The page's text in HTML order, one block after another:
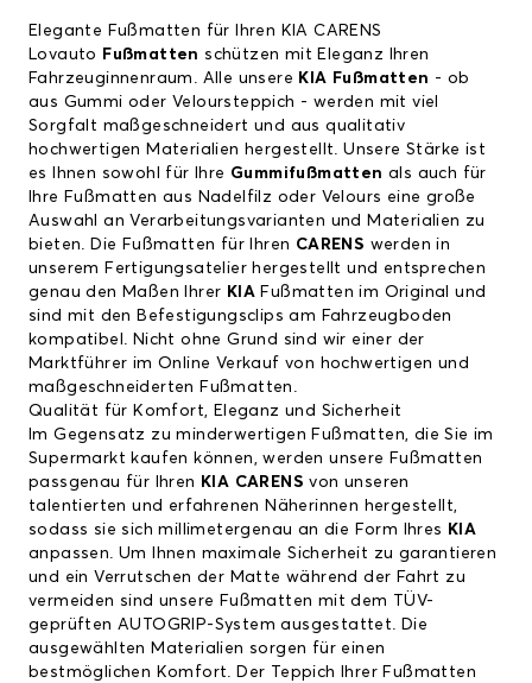
Elegante Fußmatten für Ihren KIA CARENS
Lovauto Fußmatten schützen mit Eleganz Ihren
Fahrzeuginnenraum. Alle unsere KIA Fußmatten - ob
aus Gummi oder Veloursteppich - werden mit viel
Sorgfalt maßgeschneidert und aus qualitativ
hochwertigen Materialien hergestellt. Unsere Stärke ist
es Ihnen sowohl für Ihre Gummifußmatten als auch für
Ihre Fußmatten aus Nadelfilz oder Velours eine große
Auswahl an Verarbeitungsvarianten und Materialien zu
bieten. Die Fußmatten für Ihren CARENS werden in
unserem Fertigungsatelier hergestellt und entsprechen
genau den Maßen Ihrer KIA Fußmatten im Original und
sind mit den Befestigungsclips am Fahrzeugboden
kompatibel. Nicht ohne Grund sind wir einer der
Marktführer im Online Verkauf von hochwertigen und
maßgeschneiderten Fußmatten.
Qualität für Komfort, Eleganz und Sicherheit
Im Gegensatz zu minderwertigen Fußmatten, die Sie im
Supermarkt kaufen können, werden unsere Fußmatten
passgenau für Ihren KIA CARENS von unseren
talentierten und erfahrenen Näherinnen hergestellt,
sodass sie sich millimetergenau an die Form Ihres KIA
anpassen. Um Ihnen maximale Sicherheit zu garantieren
und ein Verrutschen der Matte während der Fahrt zu
vermeiden sind unsere Fußmatten mit dem TÜV-
geprüften AUTOGRIP-System ausgestattet. Die
ausgewählten Materialien sorgen für einen
bestmöglichen Komfort. Der Teppich Ihrer Fußmatten